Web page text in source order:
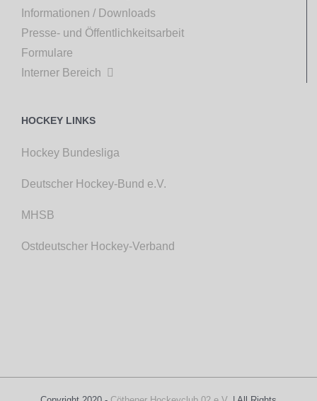
Informationen / Downloads
Presse- und Öffentlichkeitsarbeit
Formulare
Interner Bereich

HOCKEY LINKS
Hockey Bundesliga
Deutscher Hockey-Bund e.V.
MHSB
Ostdeutscher Hockey-Verband